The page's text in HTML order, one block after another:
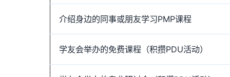
介绍身边的同事或朋友学习PMP课程
学友会举办的免费课程（积攒PDU活动）